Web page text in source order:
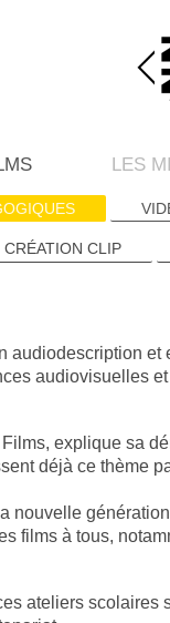
LES
CRÉATION CLIP
audiodescription
audiovisuelles
explique sa
déjà ce thème
nouvelle
films à tous,
ateliers